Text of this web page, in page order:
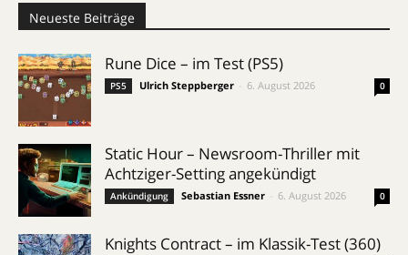
Neueste Beiträge
Rune Dice – im Test (PS5)
PS5 Ulrich Steppberger 6. August 2026 0
Static Hour – Newsroom-Thriller mit
Achtziger-Setting angekündigt
Ankündigung Sebastian Essner 6. August 2026 0
Knights Contract – im Klassik-Test (360)